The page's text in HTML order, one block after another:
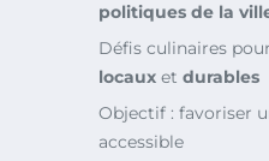
politiques de la
Défis culinaires
locaux et durables
Objectif : favoriser
accessible